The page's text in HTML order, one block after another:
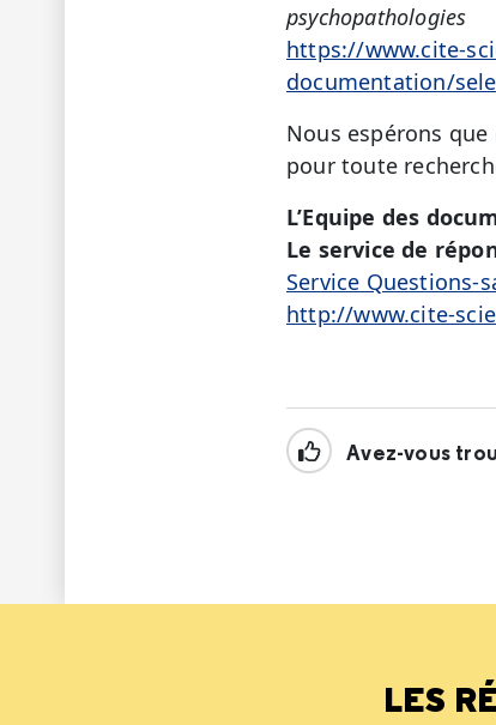
psychopathologies
https://www.cite-
documentation/
Nous espérons
pour toute
L’Equipe des
Le service de
Service Questions-
http://www.cite-
Avez-vous
LES